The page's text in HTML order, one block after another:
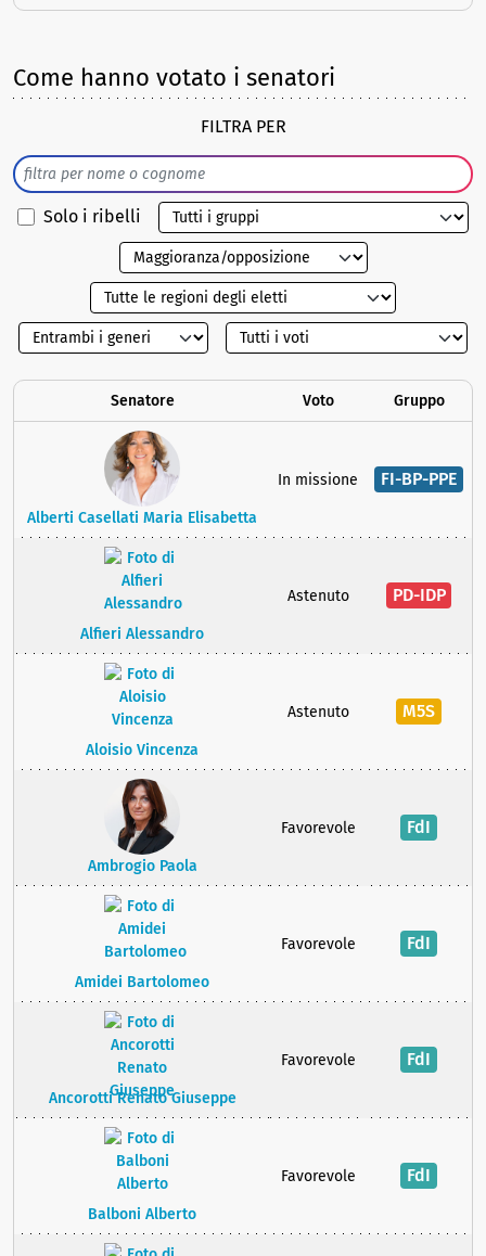
Come hanno votato i senatori
FILTRA PER
Solo i ribelli
Senatore Voto Gruppo
Alberti Casellati Maria Elisabetta
In missione FI-BP-PPE
Alfieri Alessandro
Astenuto PD-IDP
Aloisio Vincenza
Astenuto M5S
Ambrogio Paola
Favorevole FdI
Amidei Bartolomeo
Favorevole FdI
Ancorotti Renato Giuseppe
Favorevole FdI
Balboni Alberto
Favorevole FdI